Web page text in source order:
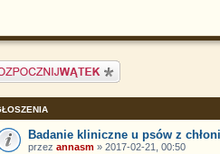
wątek
Badanie kliniczne u psów z
przez annasm» 2017-02-21, 00:50